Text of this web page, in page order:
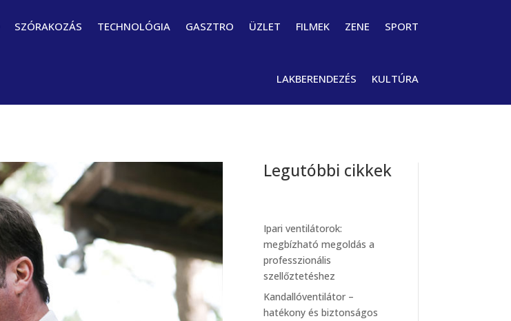
SZÓRAKOZÁS TECHNOLÓGIA GASZTRO ÜZLET FILMEK ZENE SPORT
LAKBERENDEZÉS KULTÚRA
Legutóbbi cikkek
Ipari ventilátorok:
megbízható megoldás a
professzionális
szellőztetéshez
Kandallóventilátor –
hatékony és biztonságos